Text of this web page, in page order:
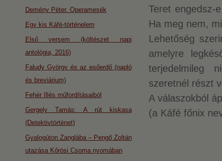
Teret engedsz-
Ha meg nem,
Lehetőség
amelyre
terjedelmileg
szeretnél részt
A válaszokból
(a Káfé főnix
Demény Péter. Operamesék
Egy kis Káfé-történelem
Első versem (költészet napi
antológia, 2016)
Faludy György és az esőerdő (napló
és breviárium)
Fehér Illés műfordításaiból
Gergely Tamás: A rút kiskasa
(Detektivtörténet)
Gyalogúton Zanglába – Pengő Zoltán
utazása Kőrösi Csoma nyomában